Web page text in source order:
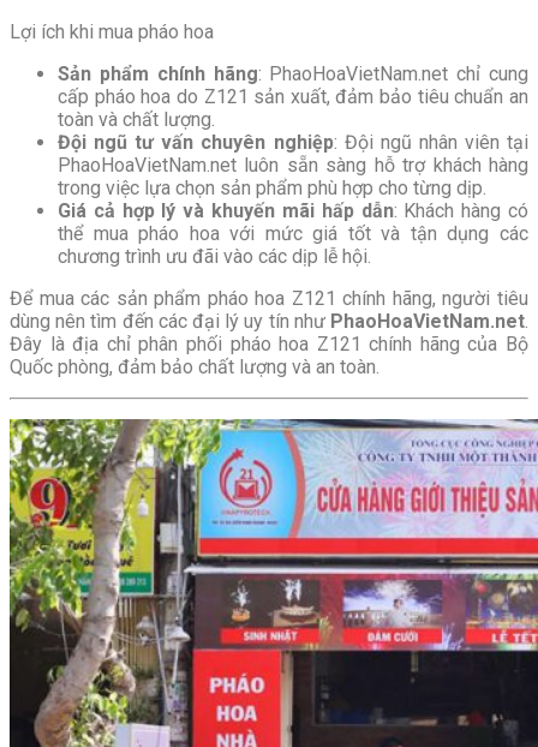
Lợi ích khi mua pháo hoa
Sản phẩm chính hãng: PhaoHoaVietNam.net chỉ cung
cấp pháo hoa do Z121 sản xuất, đảm bảo tiêu chuẩn an
toàn và chất lượng.
Đội ngũ tư vấn chuyên nghiệp: Đội ngũ nhân viên tại
PhaoHoaVietNam.net luôn sẵn sàng hỗ trợ khách hàng
trong việc lựa chọn sản phẩm phù hợp cho từng dịp.
Giá cả hợp lý và khuyến mãi hấp dẫn: Khách hàng có
thể mua pháo hoa với mức giá tốt và tận dụng các
chương trình ưu đãi vào các dịp lễ hội.
Để mua các sản phẩm pháo hoa Z121 chính hãng, người tiêu
dùng nên tìm đến các đại lý uy tín như PhaoHoaVietNam.net.
Đây là địa chỉ phân phối pháo hoa Z121 chính hãng của Bộ
Quốc phòng, đảm bảo chất lượng và an toàn.